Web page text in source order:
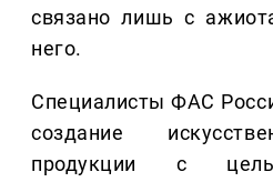
связано лишь с
него.
Специалисты ФАС
создание
продукции с